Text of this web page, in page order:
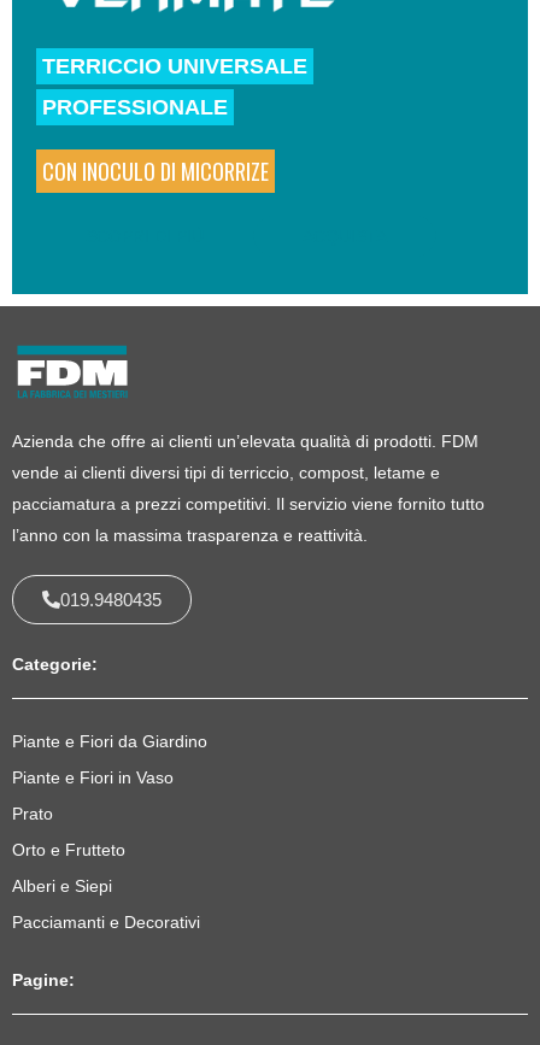
TERRICCIO UNIVERSALE
PROFESSIONALE
CON INOCULO DI MICORRIZE
Azienda che offre ai clienti un’elevata qualità di prodotti. FDM
vende ai clienti diversi tipi di terriccio, compost, letame e
pacciamatura a prezzi competitivi. Il servizio viene fornito tutto
l’anno con la massima trasparenza e reattività.
019.9480435
Categorie:
Piante e Fiori da Giardino
Piante e Fiori in Vaso
Prato
Orto e Frutteto
Alberi e Siepi
Pacciamanti e Decorativi
Pagine: